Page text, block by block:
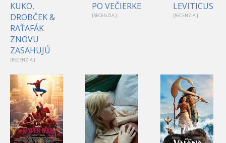
KUKO,
DROBČEK &
RAŤAFÁK
ZNOVU
ZASAHUJÚ
[RECENZIA ]
PO VEČIERKE
[RECENZIA ]
LEVITICUS
[RECENZIA ]